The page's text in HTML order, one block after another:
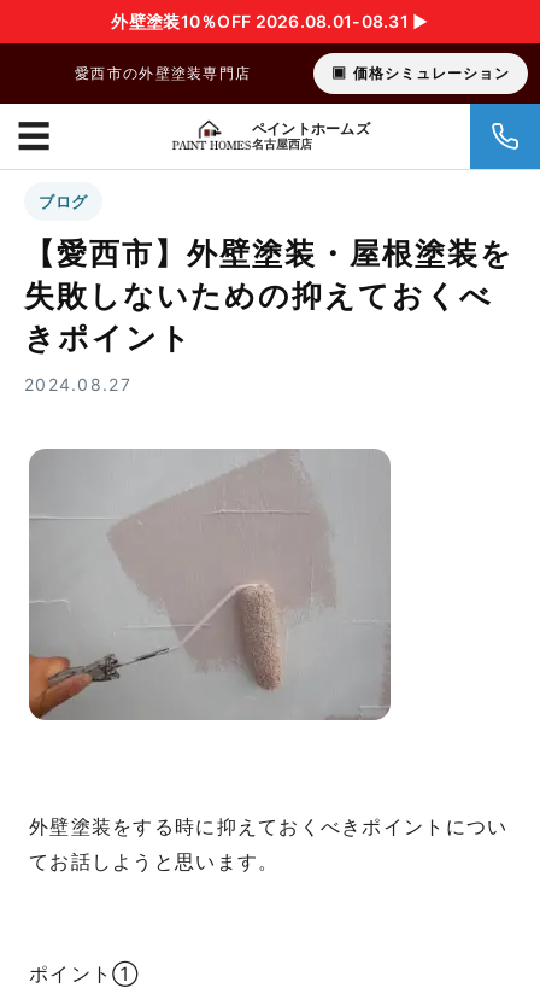
外壁塗装10％OFF 2026.08.01-08.31 ▶︎
愛西市の外壁塗装専門店 価格シミュレーション
ペイントホームズ
名古屋西店
☰
ブログ
【愛西市】外壁塗装・屋根塗装を
失敗しないための抑えておくべ
きポイント
2024.08.27
外壁塗装をする時に抑えておくべきポイントについ
てお話しようと思います。
ポイント①